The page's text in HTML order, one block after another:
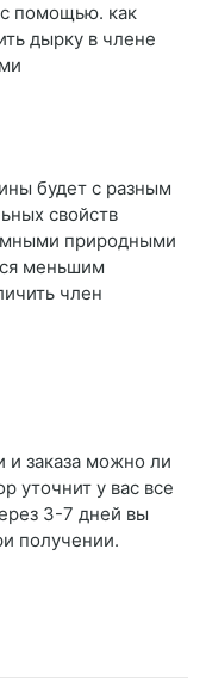
помощью. как
дырку в члене
будет с разным
свойств
природными
меньшим
член
и заказа можно ли
уточнит у вас все
3-7 дней вы
получении.